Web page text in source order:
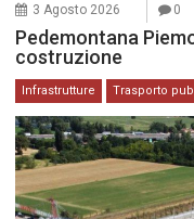
3 Agosto 2026 0
Pedemontana
costruzione
Infrastrutture Trasporto